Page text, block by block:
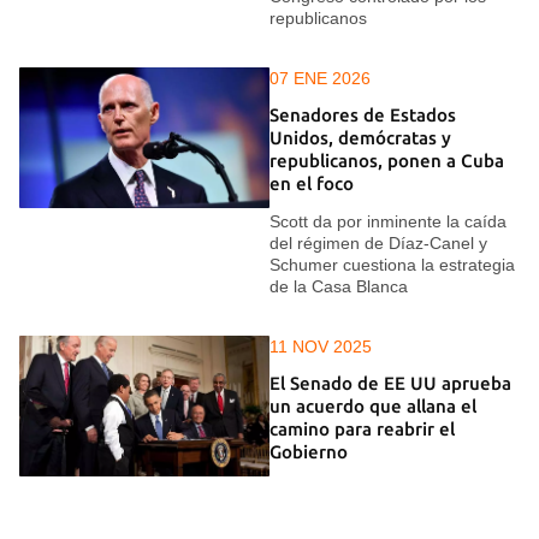
republicanos
07 ENE 2026
Senadores de Estados
Unidos, demócratas y
republicanos, ponen a Cuba
en el foco
Scott da por inminente la caída
del régimen de Díaz-Canel y
Schumer cuestiona la estrategia
de la Casa Blanca
11 NOV 2025
El Senado de EE UU aprueba
un acuerdo que allana el
camino para reabrir el
Gobierno